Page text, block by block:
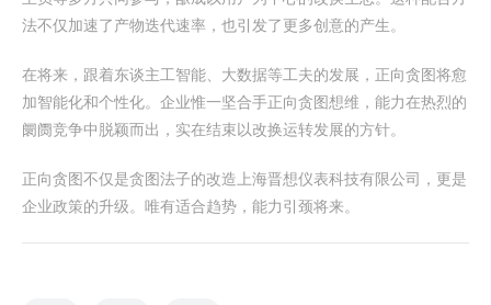
法不仅加速了产物迭代速率，也引发了更多创意的产生。
在将来，跟着东谈主工智能、大数据等工夫的发展，正向贪图将愈
加智能化和个性化。企业惟一坚合手正向贪图想维，能力在热烈的
阛阓竞争中脱颖而出，实在结束以改换运转发展的方针。
正向贪图不仅是贪图法子的改造上海晋想仪表科技有限公司，更是
企业政策的升级。唯有适合趋势，能力引颈将来。